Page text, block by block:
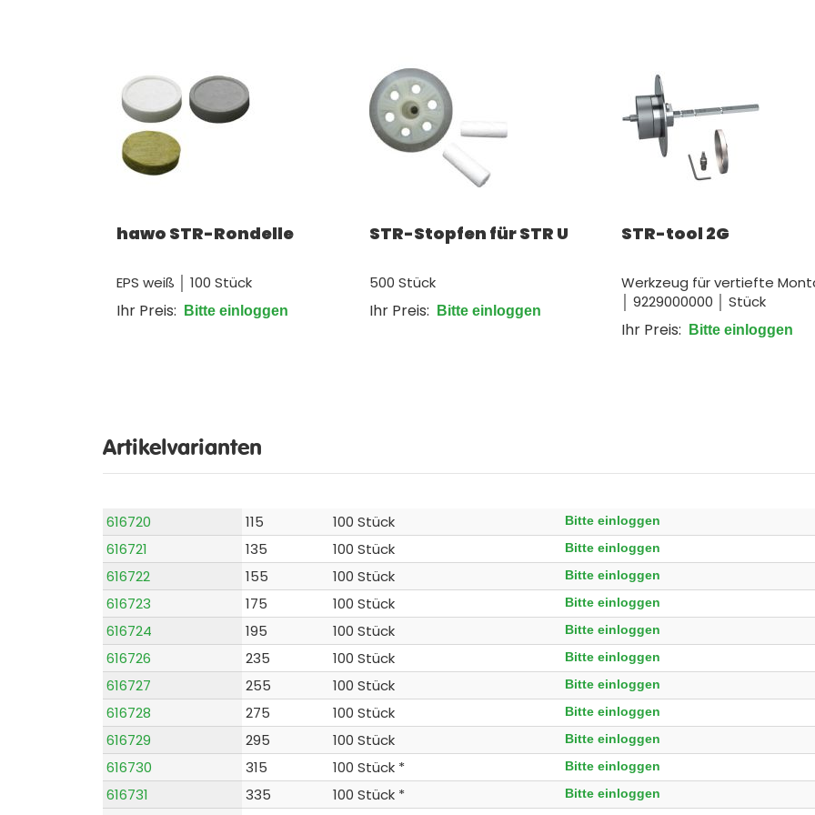
hawo STR-Rondelle
EPS weiß │ 100 Stück
Ihr Preis: Bitte einloggen
STR-Stopfen für STR U
500 Stück
Ihr Preis: Bitte einloggen
STR-tool 2G
Werkzeug für vertiefte
│ 9229000000 │ Stück
Ihr Preis: Bitte einloggen
Artikelvarianten
616720 115 100 Stück Bitte einloggen
616721 135 100 Stück Bitte einloggen
616722 155 100 Stück Bitte einloggen
616723 175 100 Stück Bitte einloggen
616724 195 100 Stück Bitte einloggen
616726 235 100 Stück Bitte einloggen
616727 255 100 Stück Bitte einloggen
616728 275 100 Stück Bitte einloggen
616729 295 100 Stück Bitte einloggen
616730 315 100 Stück * Bitte einloggen
616731 335 100 Stück * Bitte einloggen